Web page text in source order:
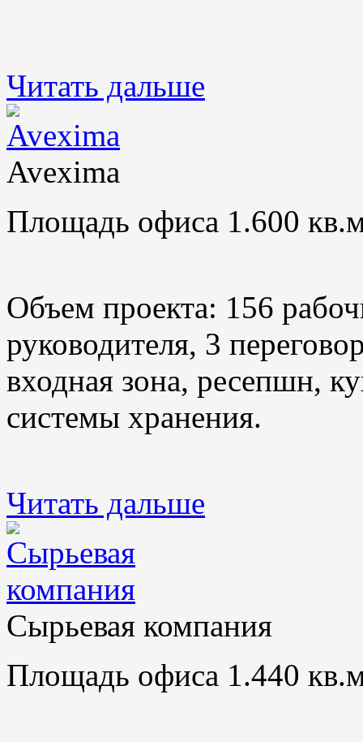
Читать дальше
Avexima
Площадь офиса 1.600
Объем проекта: 156
руководителя, 3
входная зона, ресепшн,
системы хранения.
Читать дальше
Сырьевая компания
Площадь офиса 1.440